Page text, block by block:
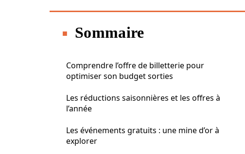
Sommaire
Comprendre l’offre de billetterie pour
optimiser son budget sorties
Les réductions saisonnières et les offres à
l’année
Les événements gratuits : une mine d’or à
explorer